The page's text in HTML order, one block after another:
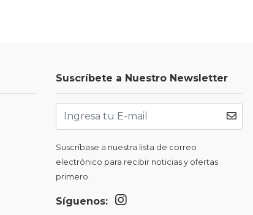
Suscríbete a Nuestro Newsletter
Suscríbase a nuestra lista de correo
electrónico para recibir noticias y ofertas
primero.
Síguenos: